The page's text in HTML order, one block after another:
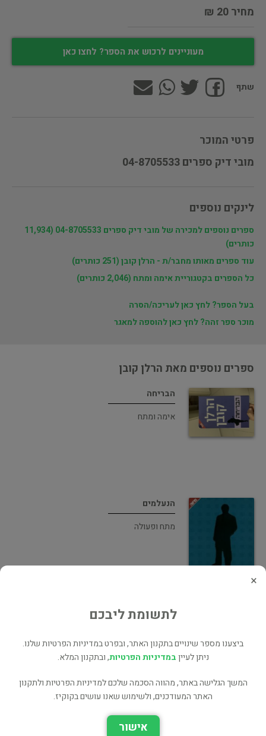
מחיר 20 ₪
מעוניינים לרכוש את הספר? לחצו כאן
שתף
פרטי המוכר
מובי דיק ספרים 04-8705533
לינקים נוספים
ספרים נוספים למכירה של מובי דיק ספרים 04-8705533 (11,934
כותרים)
עוד ספרים מאותו מחבר/ת - הרלן קובן (251 כותרים)
כל הספרים בקטגוריית אימה ומתח (2,046 כותרים)
בעל הספר? לחץ כאן לעריכה/הסרה
מוכר ספר זהה? לחץ כאן להוספה למאגר
ספרים נוספים מאת הרלן קובן
הבריחה
אימה ומתח
הנעלמים
מתח ופעולה
מלכודת מאוחרת
היער
×
לתשומת ליבכם
ביצענו מספר שינויים בתקנון האתר, ובפרט במדיניות הפרטיות שלנו.
ניתן לעייןבמדיניות הפרטיות, ובתקנון המלא.
המשך הגלישה באתר, מהווה הסכמה שלכם למדיניות הפרטיות ולתקנון
האתר המעודכנים, ולשימוש שאנו עושים בקוקיז.
אישור